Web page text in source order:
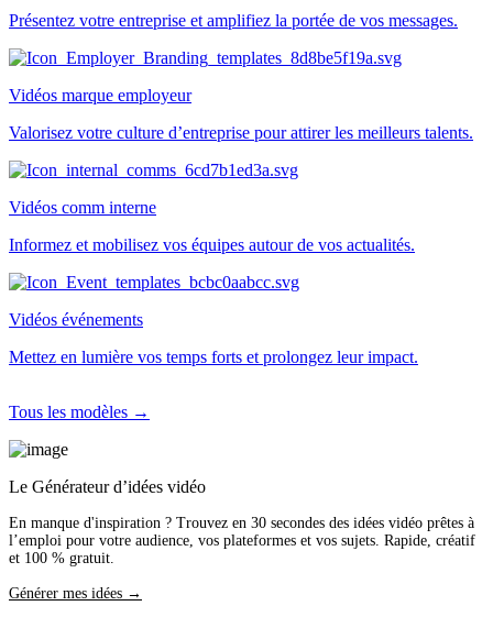
Présentez votre entreprise et amplifiez la portée de vos messages.
Vidéos marque employeur
Valorisez votre culture d’entreprise pour attirer les meilleurs talents.
Vidéos comm interne
Informez et mobilisez vos équipes autour de vos actualités.
Vidéos événements
Mettez en lumière vos temps forts et prolongez leur impact.
Tous les modèles →
Le Générateur d’idées vidéo
En manque d'inspiration ? Trouvez en 30 secondes des idées vidéo prêtes à
l’emploi pour votre audience, vos plateformes et vos sujets. Rapide, créatif
et 100 % gratuit.
Générer mes idées →